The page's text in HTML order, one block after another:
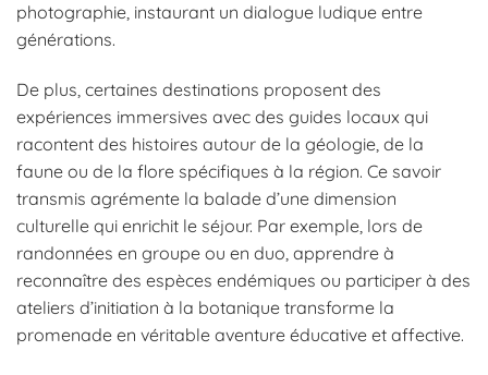
photographie, instaurant un dialogue ludique entre
générations.
De plus, certaines destinations proposent des
expériences immersives avec des guides locaux qui
racontent des histoires autour de la géologie, de la
faune ou de la flore spécifiques à la région. Ce savoir
transmis agrémente la balade d’une dimension
culturelle qui enrichit le séjour. Par exemple, lors de
randonnées en groupe ou en duo, apprendre à
reconnaître des espèces endémiques ou participer à des
ateliers d’initiation à la botanique transforme la
promenade en véritable aventure éducative et affective.